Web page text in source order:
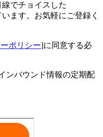
でチョイスした
ます。お気軽にご登録く
ポリシー]に同意する必
ンバウンド情報の定期配